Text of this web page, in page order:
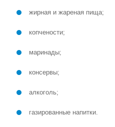
жирная и жареная пища;
копчености;
маринады;
консервы;
алкоголь;
газированные напитки.